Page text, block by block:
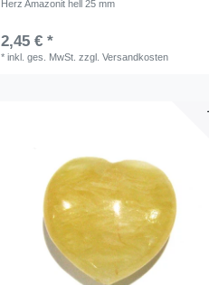
Herz Amazonit hell 25 mm
2,45 € *
*inkl. ges. MwSt. zzgl.Versandkosten